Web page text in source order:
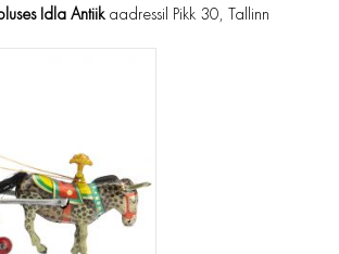
Idla Antiikaadressil Pikk 30, Tallinn